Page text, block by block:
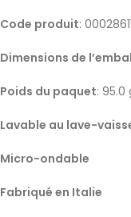
Code produit:
Dimensions de
Poids du paquet: 95.0
Lavable au lave-
Micro-ondable
Fabriqué en Italie